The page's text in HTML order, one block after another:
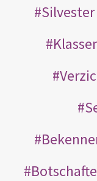
Silvester